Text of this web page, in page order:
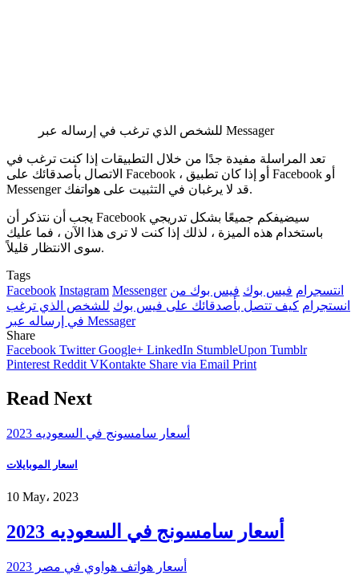
للشخص الذي ترغب في إرساله عبر Messager
تعد المراسلة مفيدة جدًا من خلال التطبيقات إذا كنت ترغب في
الاتصال بأصدقائك على Facebook ، أو إذا كان تطبيق Facebook أو
Messenger قد لا يرغبان في التثبيت على هواتفك.
يجب أن نتذكر أن Facebook سيضيفكم جميعًا بشكل تدريجي
باستخدام هذه الميزة ، لذلك إذا كنت لا ترى هذا الآن ، فما عليك
سوى الانتظار قليلاً.
Tags
Facebook Instagram Messenger انتسجرام فيس بوك فيس بوك من
انستجرام كيف تتصل بأصدقائك على فيس بوك للشخص الذي ترغب
في إرساله عبر Messager
Share
Facebook Twitter Google+ LinkedIn StumbleUpon Tumblr
Pinterest Reddit VKontakte Share via Email Print
Read Next
أسعار سامسونج في السعوديه 2023
اسعار الموبايلات
10 May، 2023
أسعار سامسونج في السعوديه 2023
أسعار هواتف هواوي في مصر 2023